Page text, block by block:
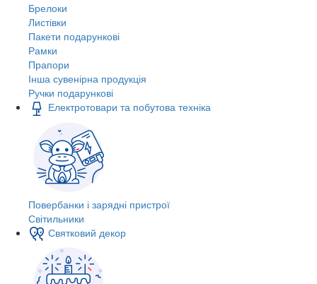
Брелоки
Листівки
Пакети подарункові
Рамки
Прапори
Інша сувенірна продукція
Ручки подарункові
Електротовари та побутова техніка
Повербанки і зарядні пристрої
Світильники
Святковий декор